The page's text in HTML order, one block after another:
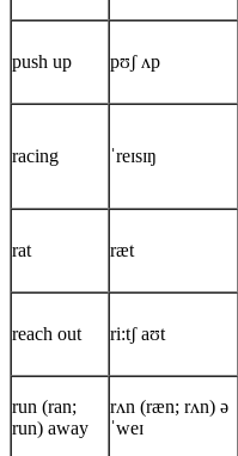
push up pʊʃ ʌp
racing ˈreɪsɪŋ
rat ræt
reach out ri:tʃ aʊt
run (ran;
run) away
rʌn (ræn; rʌn) ə
ˈweɪ